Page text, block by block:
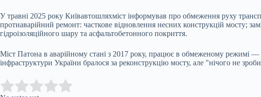
У травні 2025 року Київавтошляхміст інформував про обмеження руху
протиаварійний ремонт: часткове відновлення несних конструкцій мосту;
гідроізоляційного шару та асфальтобетонного покриття.
Міст Патона в аварійному стані з 2017 року, працює в обмеженому режимі
інфраструктури України бралося за реконструкцію мосту, але "нічого не
Rate this item: